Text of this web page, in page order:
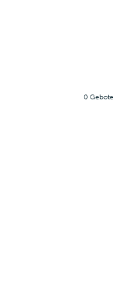
0 Gebote